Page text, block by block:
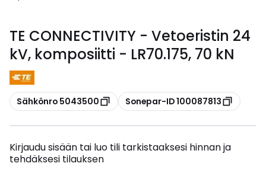
TE CONNECTIVITY - Vetoeristin 24
kV, komposiitti - LR70.175, 70 kN
Kopioi
Sähkönro 5043500 Kopioi
Sonepar-ID 100087813
Kirjaudu sisään tai luo tili tarkistaaksesi hinnan ja
tehdäksesi tilauksen